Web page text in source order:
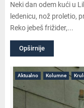
Neki dan odem kući u
ledenicu, nož proletio,
Reko jebeš frižider,...
Opširnije
Aktualno Kolumne